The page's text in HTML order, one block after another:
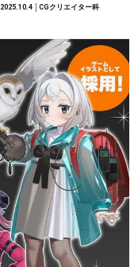
2025.10.4│CGクリエイター科